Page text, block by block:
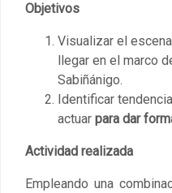
Objetivos
Visualizar el
llegar en el marco
Sabiñánigo.
Identificar
actuar para dar
Actividad realizada
Empleando una